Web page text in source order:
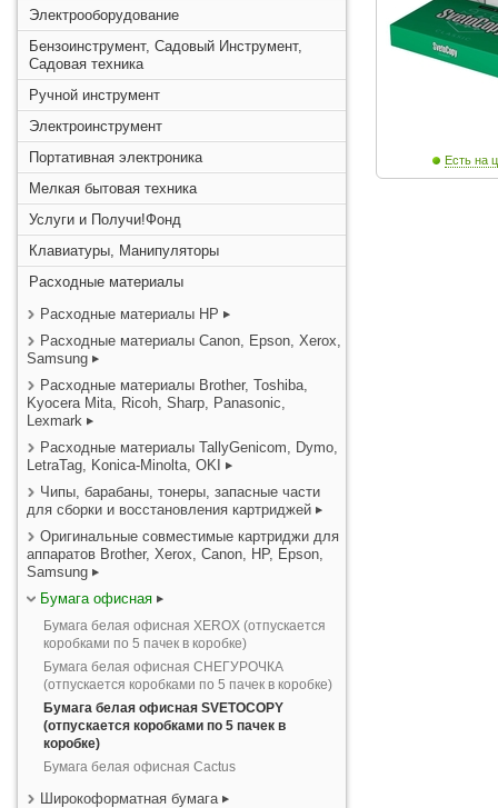
Электрооборудование
Бензоинструмент, Садовый Инструмент,
Садовая техника
Ручной инструмент
Электроинструмент
Портативная электроника
Мелкая бытовая техника
Услуги и Получи!Фонд
Клавиатуры, Манипуляторы
Расходные материалы
Расходные материалы HP
Расходные материалы Canon, Epson, Xerox,
Samsung
Расходные материалы Brother, Toshiba,
Kyocera Mita, Ricoh, Sharp, Panasonic,
Lexmark
Расходные материалы TallyGenicom, Dymo,
LetraTag, Konica-Minolta, OKI
Чипы, барабаны, тонеры, запасные части
для сборки и восстановления картриджей
Оригинальные совместимые картриджи для
аппаратов Brother, Xerox, Canon, HP, Epson,
Samsung
Бумага офисная
Бумага белая офисная XEROX (отпускается
коробками по 5 пачек в коробке)
Бумага белая офисная СНЕГУРОЧКА
(отпускается коробками по 5 пачек в коробке)
Бумага белая офисная SVETOCOPY
(отпускается коробками по 5 пачек в
коробке)
Бумага белая офисная Cactus
Широкоформатная бумага
Есть на